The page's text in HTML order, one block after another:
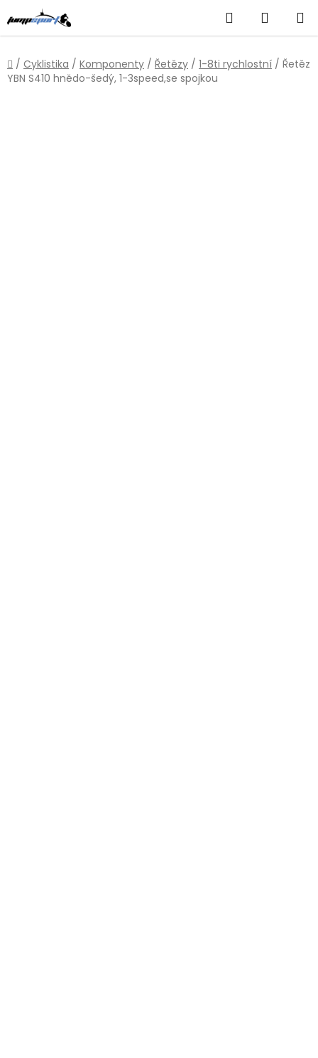
na
obsah
Hledat
KOŠÍK
Domů
/ Cyklistika / Komponenty / Řetězy / 1-8ti rychlostní / Řetěz
YBN S410 hnědo-šedý, 1-3speed,se spojkou